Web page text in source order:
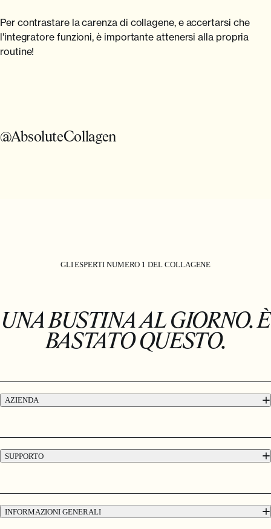
Per contrastare la carenza di collagene, e accertarsi che
l'integratore funzioni, è importante attenersi alla propria
routine!
@AbsoluteCollagen
GLI ESPERTI NUMERO 1 DEL COLLAGENE
UNA BUSTINA AL GIORNO. È
BASTATO QUESTO.
AZIENDA
SUPPORTO
FAQ Collagene
INFORMAZIONI GENERALI